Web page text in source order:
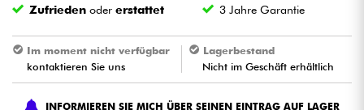
Violinen & Quartett
Zufrieden odererstattet 3 Jahre Garantie
Im moment nicht verfügbar
kontaktieren Sie uns
Lagerbestand
Nicht im Geschäft erhältlich
INFORMIEREN SIE MICH ÜBER SEINEN EINTRAG AUF LAGER